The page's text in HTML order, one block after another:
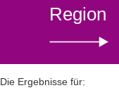
Region
Die Ergebnisse für: